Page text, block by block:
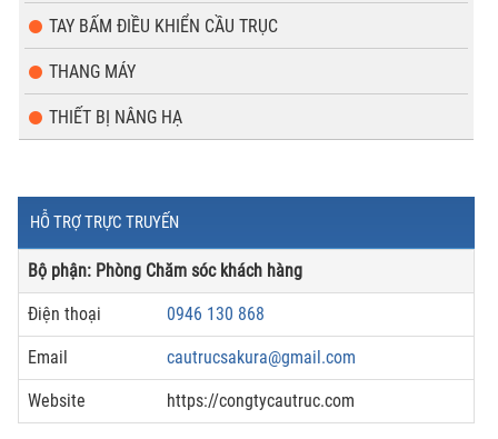
TAY BẤM ĐIỀU KHIỂN CẦU TRỤC
THANG MÁY
THIẾT BỊ NÂNG HẠ
HỖ TRỢ TRỰC TRUYẾN
Bộ phận: Phòng Chăm sóc khách hàng
Điện thoại 0946 130 868
Email cautrucsakura@gmail.com
Website https://congtycautruc.com